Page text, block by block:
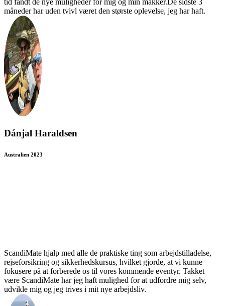
tid fandt de nye muligheder for mig og min makker.De sidste 3
måneder har uden tvivl været den største oplevelse, jeg har haft.
Dánjal Haraldsen
Australien 2023
ScandiMate hjalp med alle de praktiske ting som arbejdstilladelse,
rejseforsikring og sikkerhedskursus, hvilket gjorde, at vi kunne
fokusere på at forberede os til vores kommende eventyr. Takket
være ScandiMate har jeg haft mulighed for at udfordre mig selv,
udvikle mig og jeg trives i mit nye arbejdsliv.